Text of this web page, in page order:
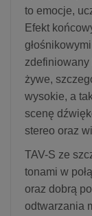
to emocje,
Efekt
zdefiniowany
żywe,
wysokie, a
scenę
stereo oraz
TAV-S ze
tonami w
oraz dobrą
odtwarzania